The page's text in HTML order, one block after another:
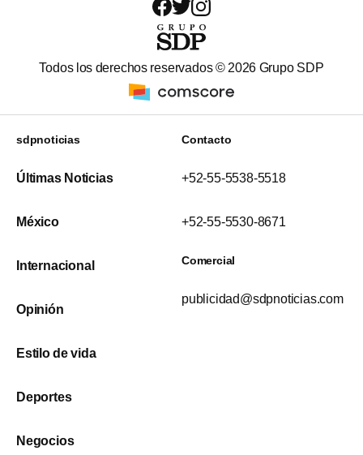
Todos los derechos reservados © 2026 Grupo SDP
sdpnoticias
Últimas Noticias
México
Internacional
Opinión
Estilo de vida
Deportes
Negocios
Contacto
+52-55-5538-5518
+52-55-5530-8671
Comercial
publicidad@sdpnoticias.com